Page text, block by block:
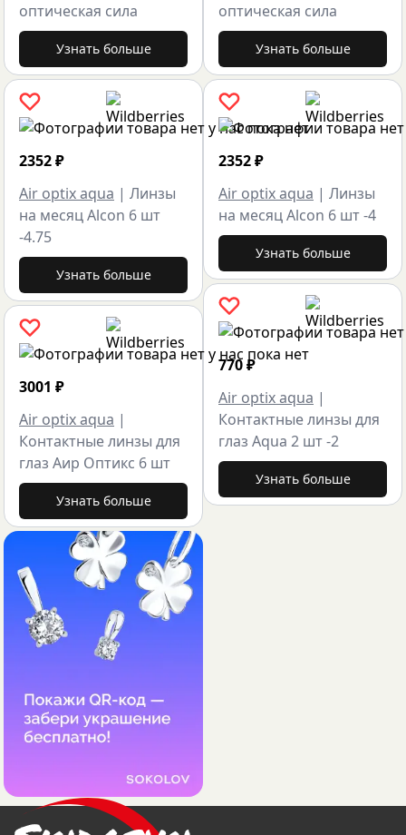
оптическая сила
Узнать больше
2352₽
Air optix aqua | Линзы
на месяц Alcon 6 шт
-4.75
Узнать больше
3001 ₽
Air optix aqua |
Контактные линзы для
глаз Аир Оптикс 6 шт
Узнать больше
оптическая сила
Узнать больше
2352₽
Air optix aqua | Линзы
на месяц Alcon 6 шт -4
Узнать больше
770₽
Air optix aqua |
Контактные линзы для
глаз Aqua 2 шт -2
Узнать больше